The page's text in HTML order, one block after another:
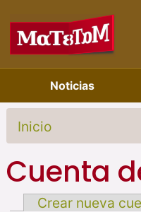
Noticias
Inicio
Cuenta
Crear nueva